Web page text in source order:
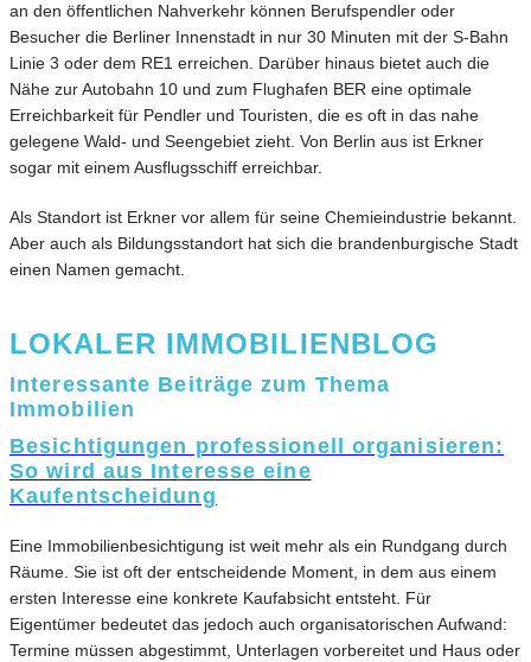
an den öffentlichen Nahverkehr können Berufspendler oder
Besucher die Berliner Innenstadt in nur 30 Minuten mit der S-Bahn
Linie 3 oder dem RE1 erreichen. Darüber hinaus bietet auch die
Nähe zur Autobahn 10 und zum Flughafen BER eine optimale
Erreichbarkeit für Pendler und Touristen, die es oft in das nahe
gelegene Wald- und Seengebiet zieht. Von Berlin aus ist Erkner
sogar mit einem Ausflugsschiff erreichbar.
Als Standort ist Erkner vor allem für seine Chemieindustrie bekannt.
Aber auch als Bildungsstandort hat sich die brandenburgische Stadt
einen Namen gemacht.
LOKALER IMMOBILIENBLOG
Interessante Beiträge zum Thema
Immobilien
Besichtigungen professionell organisieren:
So wird aus Interesse eine
Kaufentscheidung
Eine Immobilienbesichtigung ist weit mehr als ein Rundgang durch
Räume. Sie ist oft der entscheidende Moment, in dem aus einem
ersten Interesse eine konkrete Kaufabsicht entsteht. Für
Eigentümer bedeutet das jedoch auch organisatorischen Aufwand:
Termine müssen abgestimmt, Unterlagen vorbereitet und Haus oder